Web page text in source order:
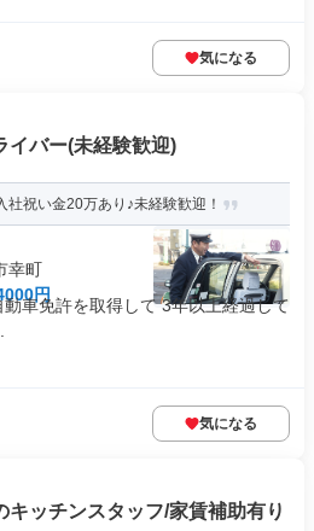
気になる
イバー(未経験歓迎)
祝い金20万あり♪未経験歓迎！
幸町
円
車免許を取得して 3年以上経過して
気になる
キッチンスタッフ/家賃補助有り